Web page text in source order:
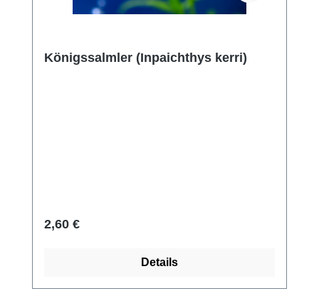
Königssalmler (Inpaichthys kerri)
Regulärer Preis:
2,60 €
Details